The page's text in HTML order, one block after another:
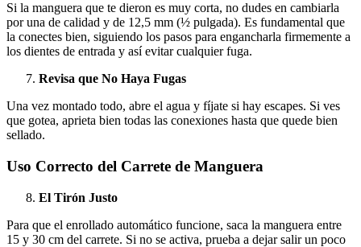
Si la manguera que te dieron es muy corta, no dudes en cambiarla
por una de calidad y de 12,5 mm (½ pulgada). Es fundamental que
la conectes bien, siguiendo los pasos para engancharla firmemente a
los dientes de entrada y así evitar cualquier fuga.
Revisa que No Haya Fugas
Una vez montado todo, abre el agua y fíjate si hay escapes. Si ves
que gotea, aprieta bien todas las conexiones hasta que quede bien
sellado.
Uso Correcto del Carrete de Manguera
El Tirón Justo
Para que el enrollado automático funcione, saca la manguera entre
15 y 30 cm del carrete. Si no se activa, prueba a dejar salir un poco